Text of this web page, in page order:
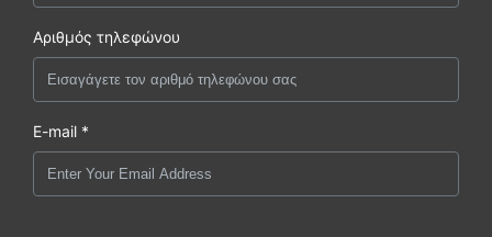
Αριθμός τηλεφώνου
E-mail *